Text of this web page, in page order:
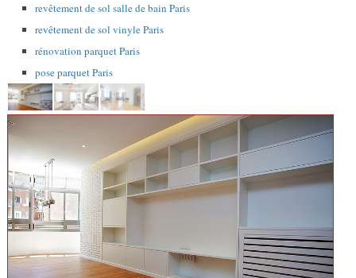
revêtement de sol salle de bain Paris
revêtement de sol vinyle Paris
rénovation parquet Paris
pose parquet Paris